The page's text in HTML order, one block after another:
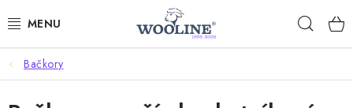
na
AKCE %
Bačkory